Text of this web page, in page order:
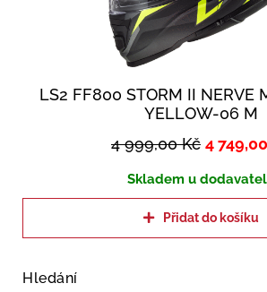
LS2 FF800 STORM II NERVE
YELLOW-06 M
4 999,00Kč 4 749,00
Skladem u
Přidat do košíku
Hledání